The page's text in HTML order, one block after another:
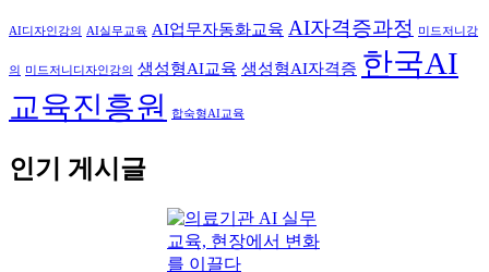
AI디자인강의 AI실무교육 AI업무자동화교육 AI자격증과정 미드저니강
의 미드저니디자인강의 생성형AI교육 생성형AI자격증 한국AI
교육진흥원
합숙형AI교육
인기 게시글